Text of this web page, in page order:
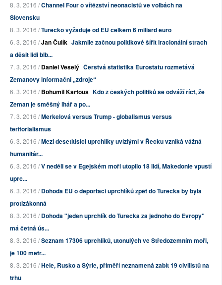
8. 3. 2016 /Channel Four o vítězství neonacistů ve volbách na
Slovensku
8. 3. 2016 /Turecko vyžaduje od EU celkem 6 miliard euro
6. 3. 2016 /Jan Čulík Jakmile začnou politikové šířit iracionální strach
a děsit lidi blb...
7. 3. 2016 /Daniel Veselý Čerstvá statistika Eurostatu rozmetává
Zemanovy informační „zdroje“
6. 3. 2016 /Bohumil Kartous Kdo z českých politiků se odváží říct, že
Zeman je směšný lhář a po...
7. 3. 2016 /Merkelová versus Trump - globalismus versus
teritorialismus
6. 3. 2016 /Mezi desetitisíci uprchlíky uvízlými v Řecku vzniká vážná
humanitár...
6. 3. 2016 /V neděli se v Egejském moři utopilo 18 lidí, Makedonie vpustí
uprc...
6. 3. 2016 /Dohoda EU o deportaci uprchlíků zpět do Turecka by byla
protizákonná
8. 3. 2016 /Dohoda "jeden uprchlík do Turecka za jednoho do Evropy"
má četná ús...
8. 3. 2016 /Seznam 17306 uprchlíků, utonulých ve Středozemním moři,
je 100 metr...
8. 3. 2016 /Hele, Rusko a Sýrie, příměří neznamená zabít 19 civilistů na
trhu